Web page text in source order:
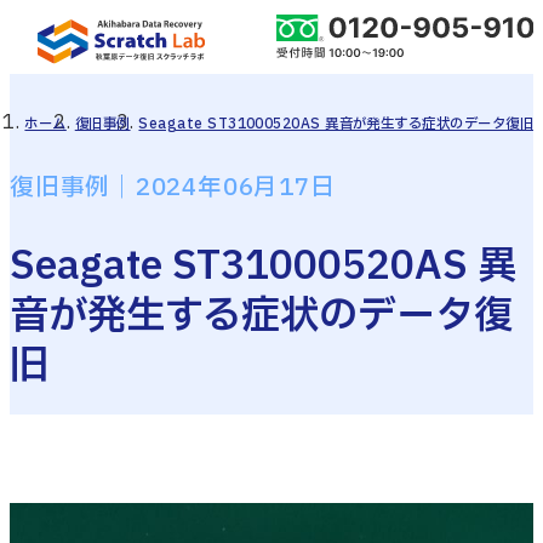
ホーム 復旧事例 Seagate ST31000520AS 異音が発生する症状のデータ復旧
Seagate ST31000520AS 異
音が発生する症状のデータ復
旧
復旧事例｜2024年06月17日